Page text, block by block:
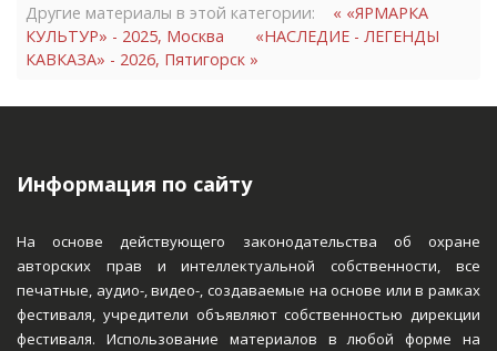
Диплом с указанием степени
уникальный,
эксклюзивный кубок победителя
кубками и
дипломами
Другие материалы в этой категории:
« «ЯРМАРКА
КУЛЬТУР» - 2025, Москва
«НАСЛЕДИЕ - ЛЕГЕНДЫ
КАВКАЗА» - 2026, Пятигорск »
Информация по сайту
На основе действующего законодательства об охране
авторских прав и интеллектуальной собственности, все
печатные, аудио-, видео-, создаваемые на основе или в рамках
фестиваля, учредители объявляют собственностью дирекции
фестиваля. Использование материалов в любой форме на